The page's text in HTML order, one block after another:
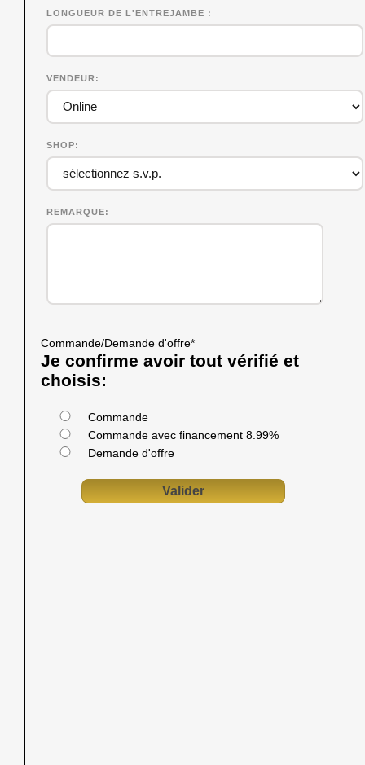
LONGUEUR DE L'ENTREJAMBE
VENDEUR
SHOP
REMARQUE
Commande/Demande d'offre*
Je confirme avoir tout vérifié et
choisis:
Commande
Commande avec financement 8.99%
Demande d'offre